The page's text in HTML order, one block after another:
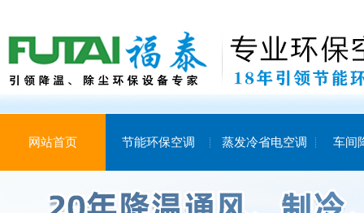
网站首页 节能环保空调 蒸发冷省电空调 车间